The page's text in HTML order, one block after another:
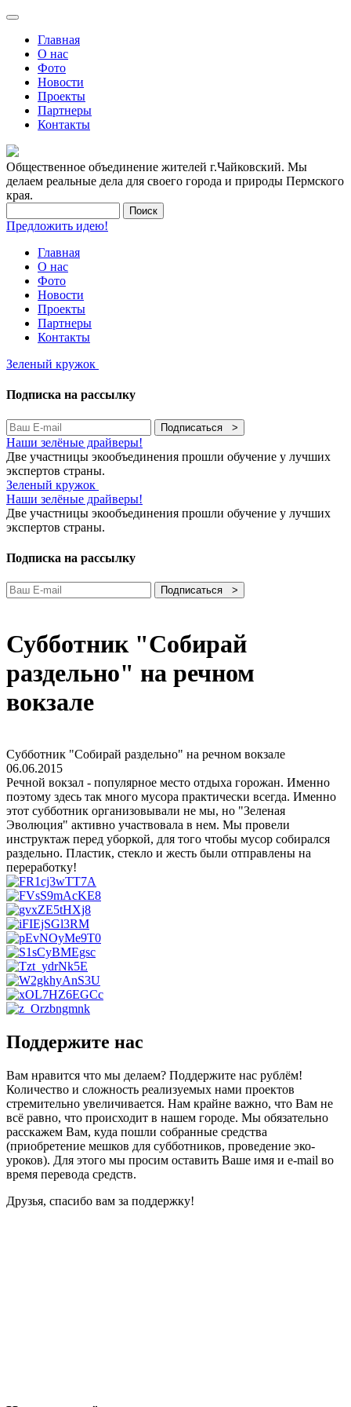
Главная
О нас
Фото
Новости
Проекты
Партнеры
Контакты
Общественное объединение жителей г.Чайковский. Мы
делаем реальные дела для своего города и природы Пермского
края.
Предложить идею!
Главная
О нас
Фото
Новости
Проекты
Партнеры
Контакты
Зеленый кружок
Подписка на рассылку
Подписаться >
Наши зелёные драйверы!
Две участницы экообъединения прошли обучение у лучших
экспертов страны.
Зеленый кружок
Наши зелёные драйверы!
Две участницы экообъединения прошли обучение у лучших
экспертов страны.
Подписка на рассылку
Подписаться >
Субботник "Собирай
раздельно" на речном
вокзале
Субботник "Собирай раздельно" на речном вокзале
06.06.2015
Речной вокзал - популярное место отдыха горожан. Именно
поэтому здесь так много мусора практически всегда. Именно
этот субботник организовывали не мы, но "Зеленая
Эволюция" активно участвовала в нем. Мы провели
инструктаж перед уборкой, для того чтобы мусор собирался
раздельно. Пластик, стекло и жесть были отправлены на
переработку!
Поддержите нас
Вам нравится что мы делаем? Поддержите нас рублём!
Количество и сложность реализуемых нами проектов
стремительно увеличивается. Нам крайне важно, что Вам не
всё равно, что происходит в нашем городе. Мы обязательно
расскажем Вам, куда пошли собранные средства
(приобретение мешков для субботников, проведение эко-
уроков). Для этого мы просим оставить Ваше имя и e-mail во
время перевода средств.
Друзья, спасибо вам за поддержку!